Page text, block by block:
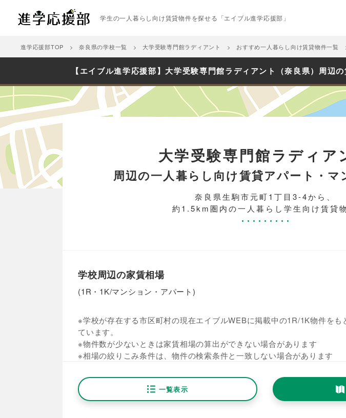
学生の一人暮らし向け賃貸物件を探せる「エイブル進学応援部」
進学応援部TOP 奈良県の学校一覧 大学受験専門館ラディアント おすすめ一人暮らし向け賃貸物件一覧
【エイブル進学応援部】大学受験専門館ラディアント（奈良県）周辺
大学受験専門館ラディア
周辺の一人暮らし向け賃貸アパート・マ
奈良県生駒市元町1丁目3-4から、
約1.5km圏内の一人暮らし学生向け賃貸
学校周辺の家賃相場
(1R・1K/マンション・アパート)
※学校が存在する市区町村の現在エイブルWEBに掲載中の1R/1K物件をも
ています。
※物件数が少ないときは家賃相場の算出ができない場合があります
※相場の絞りこみ条件は、物件の検索条件と一致しない場合があります
一覧表示